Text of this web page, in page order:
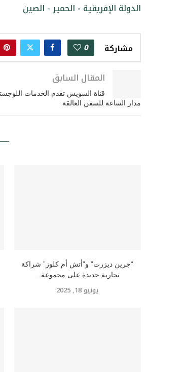
الدولة الإفريقية - الحمير - الصين
مشاركة 0
المقال السابق
قناة السويس تقدم الخدمات
مدار الساعة للسفن العالقة
“جرين ديزرت” و”أتش أم كلوز” شراكة
تجارية جديدة على مجموعة...
يونيو 18, 2025